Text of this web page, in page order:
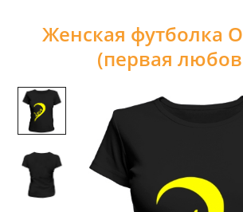
Женская футболка
(первая